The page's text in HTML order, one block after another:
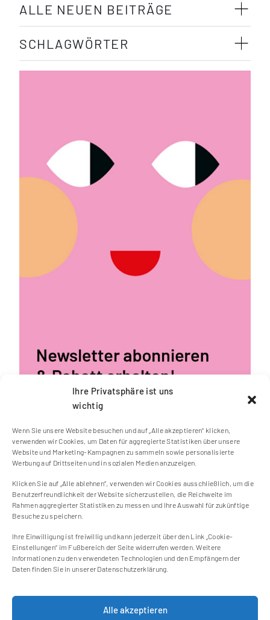
Ihre Privatsphäre ist uns
wichtig
Wenn Sie unsere Website besuchen und auf „Alle akzeptieren“ klicken,
verwenden wir Cookies, um Daten für aggregierte Statistiken über unsere
Website und Marketing-Kampagnen zu sammeln sowie personalisierte
Werbung auf Drittseiten und in sozialen Medien anzuzeigen.
Klicken Sie auf „Alle ablehnen“, verwenden wir Cookies ausschließlich, um die
Benutzerfreundlichkeit der Website sicherzustellen, die Reichweite im
Rahmen aggregierter Statistiken zu messen und Ihre Auswahl für zukünftige
Besuche zu speichern.
Ihre Einwilligung ist freiwillig und kann jederzeit über den Link „Cookie-
Einstellungen“ im Fußbereich der Seite widerrufen werden. Weitere
Informationen zu den verwendeten Technologien und den Empfängern der
Daten finden Sie in unserer Datenschutzerklärung.
Alle akzeptieren
ALLE NEUEN BEITRÄGE
SCHLAGWÖRTER
Kontakt
Impressum
Cookie Einstellungen
Datenschutzerklärung
Cookie-Richtlinie (EU)